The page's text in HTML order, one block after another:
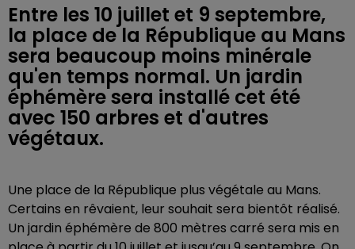
Entre les 10 juillet et 9 septembre,
la place de la République au Mans
sera beaucoup moins minérale
qu'en temps normal. Un jardin
éphémère sera installé cet été
avec 150 arbres et d'autres
végétaux.
Une place de la République plus végétale au Mans.
Certains en rêvaient, leur souhait sera bientôt réalisé.
Un jardin éphémère de 800 mètres carré sera mis en